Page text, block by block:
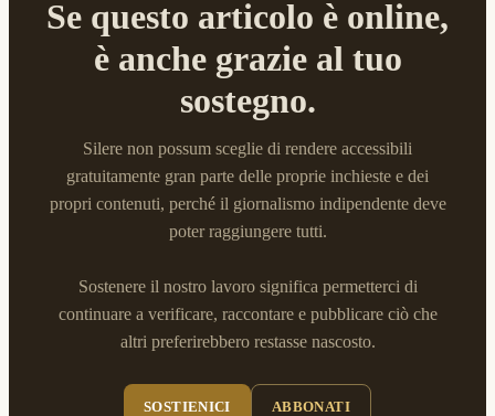
Se questo articolo è online,
è anche grazie al tuo
sostegno.
Silere non possum sceglie di rendere accessibili
gratuitamente gran parte delle proprie inchieste e dei
propri contenuti, perché il giornalismo indipendente deve
poter raggiungere tutti.
Sostenere il nostro lavoro significa permetterci di
continuare a verificare, raccontare e pubblicare ciò che
altri preferirebbero restasse nascosto.
SOSTIENICI ABBONATI